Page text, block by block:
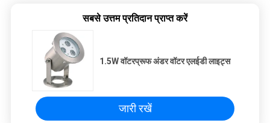
सबसे उत्तम प्रतिदान प्राप्त करें
1.5W वॉटरप्रूफ अंडर वॉटर एलईडी लाइट्स
जारी रखें